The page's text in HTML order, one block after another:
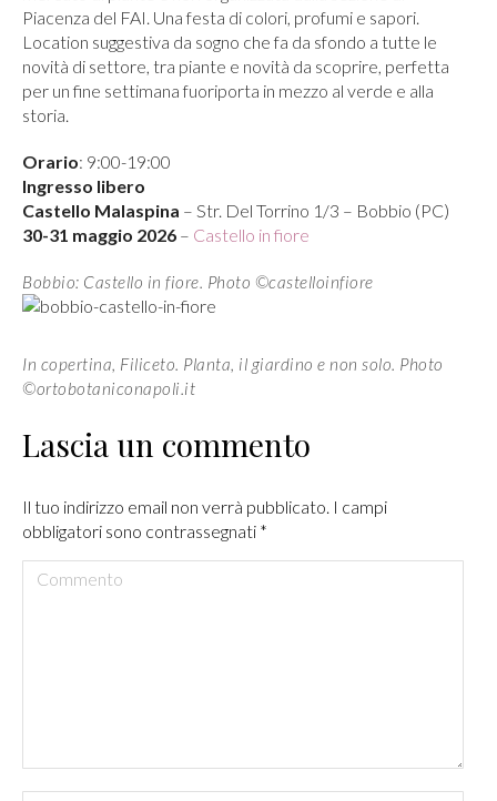
Piacenza del FAI. Una festa di colori, profumi e sapori.
Location suggestiva da sogno che fa da sfondo a tutte le
novità di settore, tra piante e novità da scoprire, perfetta
per un fine settimana fuoriporta in mezzo al verde e alla
storia.
Orario: 9:00-19:00
Ingresso libero
Castello Malaspina – Str. Del Torrino 1/3 – Bobbio (PC)
30-31 maggio 2026 – Castello in fiore
Bobbio: Castello in fiore. Photo ©castelloinfiore
In copertina, Filiceto. Planta, il giardino e non solo. Photo
©ortobotaniconapoli.it
Lascia un commento
Il tuo indirizzo email non verrà pubblicato. I campi
obbligatori sono contrassegnati *
Commento